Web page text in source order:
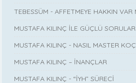
TEBESSÜM - AFFETMEYE HAKKIN VAR
MUSTAFA KILINÇ İLE GÜÇLÜ SORULAR
MUSTAFA KILINÇ - NASIL MASTER
MUSTAFA KILINÇ – İNANÇLAR
MUSTAFA KILINÇ - “İYH” SÜRECİ